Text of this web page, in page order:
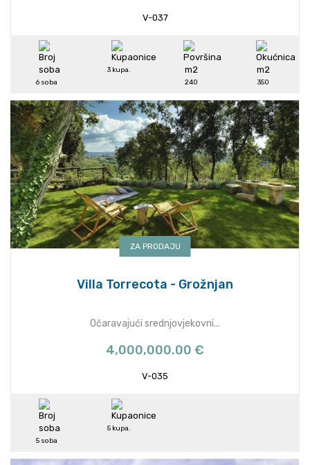
V-037
6 soba
3 kupa.
240
350
ZA PRODAJU
Villa Torrecota - Grožnjan
Očaravajući srednjovjekovni...
4,000,000.00 €
V-035
5 soba
5 kupa.